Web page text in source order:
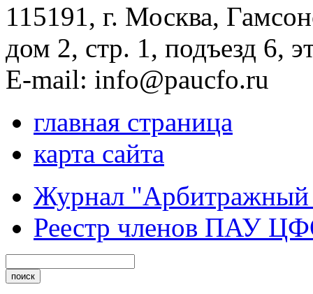
115191, г. Москва,
дом 2, стр. 1, подъезд 6,
E-mail: info@paucfo.ru
главная страница
карта сайта
Журнал
Реестр членов ПАУ